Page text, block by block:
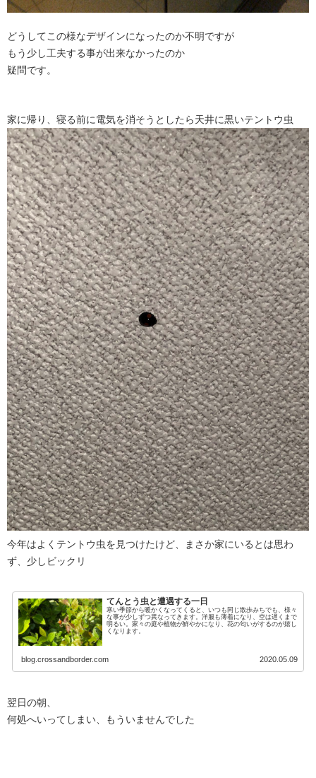
どうしてこの様なデザインになったのか不明ですが
もう少し工夫する事が出来なかったのか
疑問です。
家に帰り、寝る前に電気を消そうとしたら天井に黒いテントウ虫
今年はよくテントウ虫を見つけたけど、まさか家にいるとは思わ
ず、少しビックリ
てんとう虫と遭遇する一日
寒い季節から暖かくなってくると、いつも同じ散歩みちでも、様々
な事が少しずつ異なってきます。洋服も薄着になり、空は遅くまで
明るい。家々の庭や植物が鮮やかになり、花の匂いがするのが嬉し
くなります。
blog.crossandborder.com 2020.05.09
翌日の朝、
何処へいってしまい、もういませんでした